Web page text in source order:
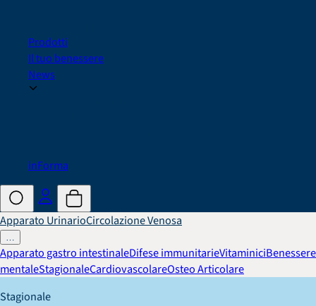
Prodotti
Il tuo benessere
News
inForma
Apparato UrinarioCircolazione Venosa
Apparato gastro intestinaleDifese immunitarieVitaminiciBenessere
mentaleStagionaleCardiovascolareOsteo Articolare
Stagionale